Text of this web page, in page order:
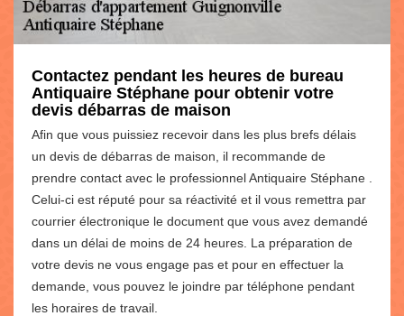
Contactez pendant les heures de bureau
Antiquaire Stéphane pour obtenir votre
devis débarras de maison
Afin que vous puissiez recevoir dans les plus brefs délais
un devis de débarras de maison, il recommande de
prendre contact avec le professionnel Antiquaire Stéphane .
Celui-ci est réputé pour sa réactivité et il vous remettra par
courrier électronique le document que vous avez demandé
dans un délai de moins de 24 heures. La préparation de
votre devis ne vous engage pas et pour en effectuer la
demande, vous pouvez le joindre par téléphone pendant
les horaires de travail.